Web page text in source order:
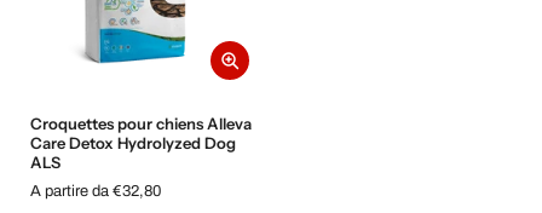
Croquettes pour chiens Alleva
Care Detox Hydrolyzed Dog
ALS
A partire da €32,80